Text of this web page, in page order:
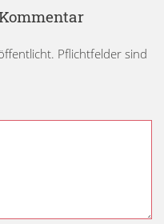
Pflichtfelder sind